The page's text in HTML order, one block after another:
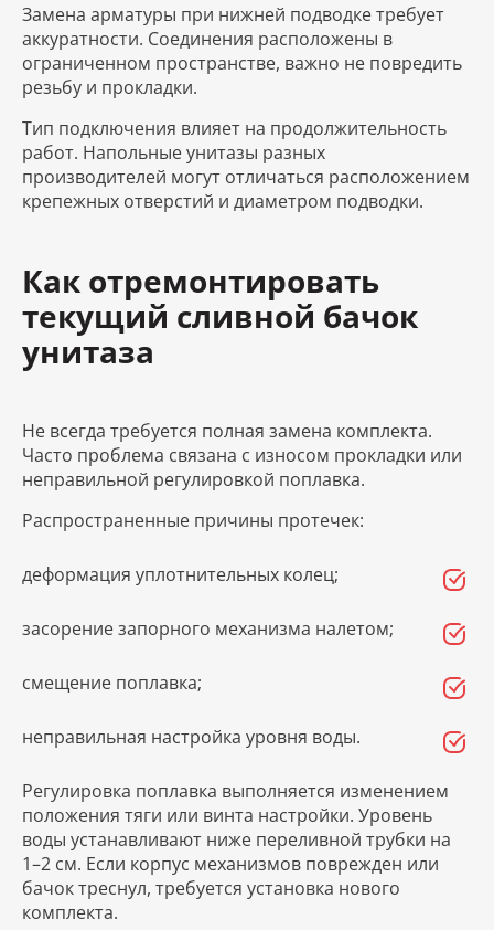
Замена арматуры при нижней подводке требует
аккуратности. Соединения расположены в
ограниченном пространстве, важно не повредить
резьбу и прокладки.
Тип подключения влияет на продолжительность
работ. Напольные унитазы разных
производителей могут отличаться расположением
крепежных отверстий и диаметром подводки.
Как отремонтировать
текущий сливной бачок
унитаза
Не всегда требуется полная замена комплекта.
Часто проблема связана с износом прокладки или
неправильной регулировкой поплавка.
Распространенные причины протечек:
деформация уплотнительных колец;
засорение запорного механизма налетом;
смещение поплавка;
неправильная настройка уровня воды.
Регулировка поплавка выполняется изменением
положения тяги или винта настройки. Уровень
воды устанавливают ниже переливной трубки на
1–2 см. Если корпус механизмов поврежден или
бачок треснул, требуется установка нового
комплекта.